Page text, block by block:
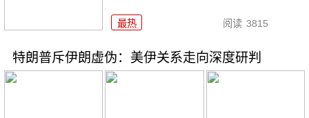
最热 阅读 3815
特朗普斥伊朗虚伪：美伊关系走向深度研判